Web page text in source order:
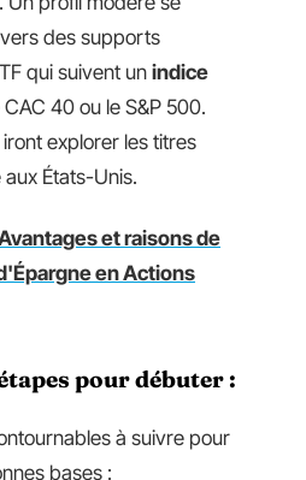
des supports
qui suivent un indice
40 ou le S&P 500.
explorer les titres
aux États-Unis.
et raisons de
en Actions
pour débuter :
à suivre pour
bases :